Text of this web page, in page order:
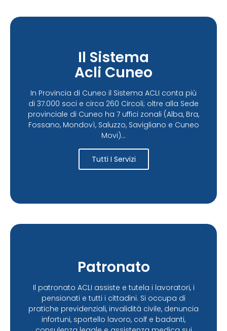
Il Sistema
Acli Cuneo
In Provincia di Cuneo il Sistema ACLI conta più
di 37.000 soci e circa 260 Circoli; oltre alla Sede
provinciale di Cuneo ha 7 uffici zonali (Alba, Bra,
Fossano, Mondovì, Saluzzo, Savigliano e Cuneo
Movi)...
Tutti I Servizi
Patronato
Il patronato ACLI assiste e tutela i lavoratori, i
pensionati e tutti i cittadini. Si occupa di
pratiche previdenziali, invalidità civile, denuncia
infortuni, sportello lavoro, colf e badanti,